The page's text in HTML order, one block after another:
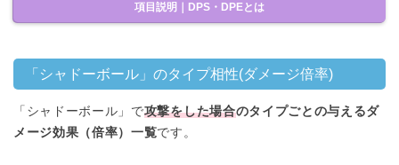
項目説明｜DPS・DPEとは
「シャドーボール」のタイプ相性(ダメージ倍率)
「シャドーボール」で攻撃をした場合のタイプごとの与えるダ
メージ効果（倍率）一覧です。